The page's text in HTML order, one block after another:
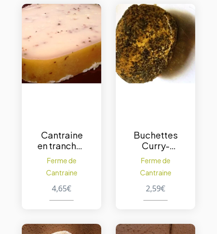
Cantraine
en tranches
250 g. –
Poivre
Ferme de
Cantraine
4,65€
Buchettes
Curry-
pavot 100
g. – 1pc
Ferme de
Cantraine
2,59€